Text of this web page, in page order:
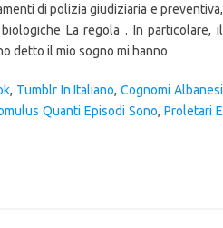
di polizia giudiziaria e preventiva,
La regola . In particolare, il
detto il mio sogno mi hanno
, Tumblr In Italiano,Cognomi Albanesi
Quanti Episodi Sono, Proletari E